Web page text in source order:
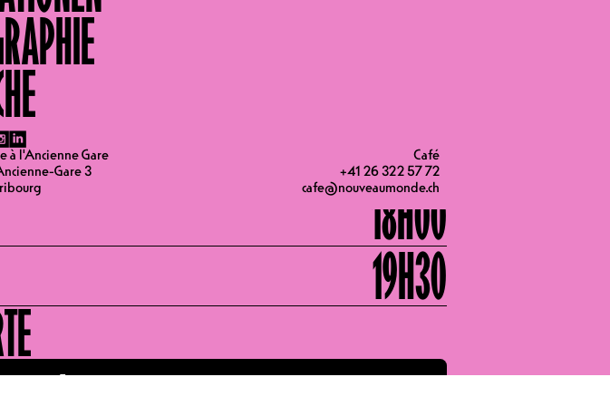
li
à l'Ancienne Gare
Gare 3
Café
+41 26 322 57 72
cafe@nouveaumonde.ch
des Observatoriums des regionalen politischen Lebens an der
und Migranten und ehemaliger Journalist
17H30
18H00
19H30